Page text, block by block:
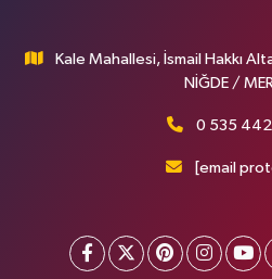
Kale Mahallesi, İsmail Hakkı
NİĞDE /
0 535
[email